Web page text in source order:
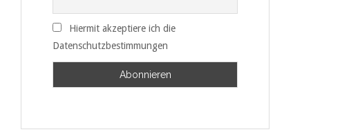
Hiermit akzeptiere ich die
Datenschutzbestimmungen